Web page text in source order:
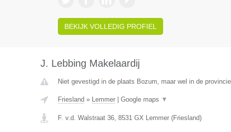
BEKIJK VOLLEDIG PROFIEL
J. Lebbing Makelaardij
Niet gevestigd in de plaats Bozum, maar wel in de
Friesland » Lemmer| Google maps ▼
F. v.d. Walstraat 36, 8531 GX Lemmer(Friesland)